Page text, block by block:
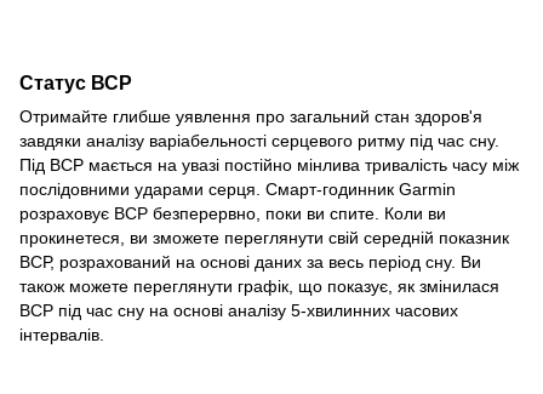
Статус ВСР
Отримайте глибше уявлення про загальний стан здоров'я
завдяки аналізу варіабельності серцевого ритму під час сну.
Під ВСР мається на увазі постійно мінлива тривалість часу між
послідовними ударами серця. Смарт-годинник Garmin
розраховує ВСР безперервно, поки ви спите. Коли ви
прокинетеся, ви зможете переглянути свій середній показник
ВСР, розрахований на основі даних за весь період сну. Ви
також можете переглянути графік, що показує, як змінилася
ВСР під час сну на основі аналізу 5-хвилинних часових
інтервалів.